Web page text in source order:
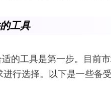
工具
的工具是第一步。目前
行选择。以下是一些备